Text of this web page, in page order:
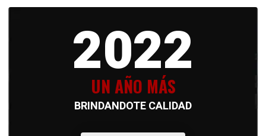
2022
UN AÑO MÁS
BRINDANDOTE CALIDAD